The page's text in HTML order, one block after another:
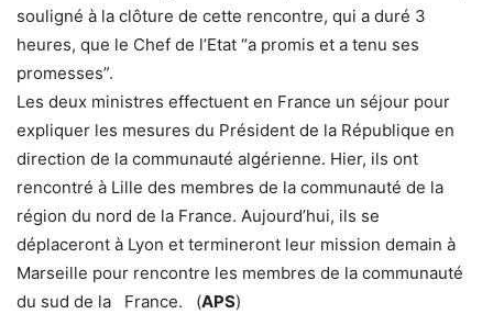
souligné à la clôture de cette rencontre, qui a duré 3
heures, que le Chef de l’Etat “a promis et a tenu ses
promesses”.
Les deux ministres effectuent en France un séjour pour
expliquer les mesures du Président de la République en
direction de la communauté algérienne. Hier, ils ont
rencontré à Lille des membres de la communauté de la
région du nord de la France. Aujourd’hui, ils se
déplaceront à Lyon et termineront leur mission demain à
Marseille pour rencontre les membres de la communauté
du sud de la France. (APS)